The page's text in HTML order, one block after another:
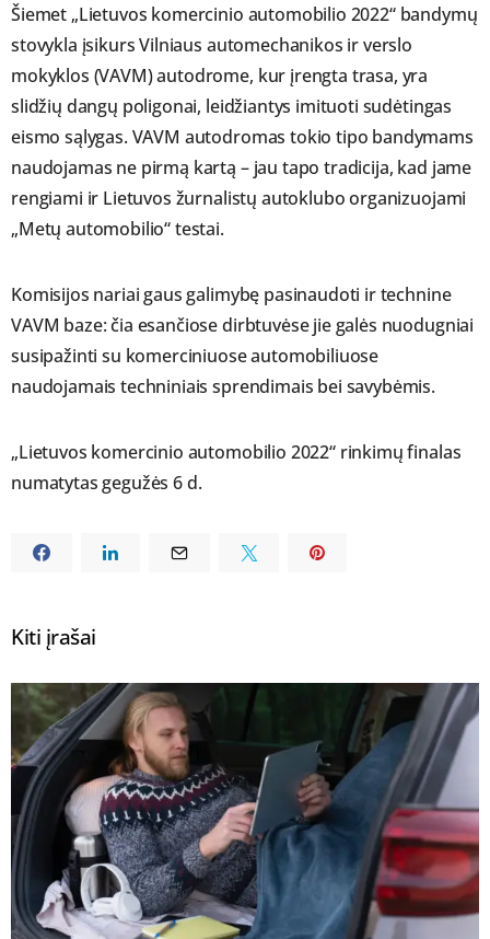
Šiemet „Lietuvos komercinio automobilio 2022“ bandymų
stovykla įsikurs Vilniaus automechanikos ir verslo
mokyklos (VAVM) autodrome, kur įrengta trasa, yra
slidžių dangų poligonai, leidžiantys imituoti sudėtingas
eismo sąlygas. VAVM autodromas tokio tipo bandymams
naudojamas ne pirmą kartą – jau tapo tradicija, kad jame
rengiami ir Lietuvos žurnalistų autoklubo organizuojami
„Metų automobilio“ testai.
Komisijos nariai gaus galimybę pasinaudoti ir technine
VAVM baze: čia esančiose dirbtuvėse jie galės nuodugniai
susipažinti su komerciniuose automobiliuose
naudojamais techniniais sprendimais bei savybėmis.
„Lietuvos komercinio automobilio 2022“ rinkimų finalas
numatytas gegužės 6 d.
Kiti įrašai